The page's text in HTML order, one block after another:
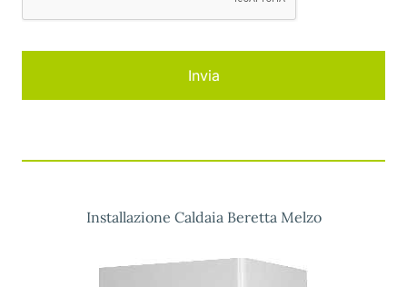
Installazione Caldaia Beretta Melzo